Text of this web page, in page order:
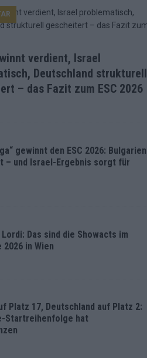
verdient, Israel
Deutschland strukturell
– das Fazit zum ESC 2026
gewinnt den ESC 2026: Bulgarien
– und Israel-Ergebnis sorgt für
Das sind die Showacts im
2026 in Wien
Platz 17, Deutschland auf Platz 2:
Startreihenfolge hat